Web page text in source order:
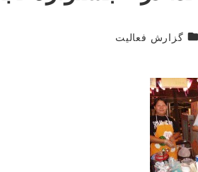
گزارش فعالیت